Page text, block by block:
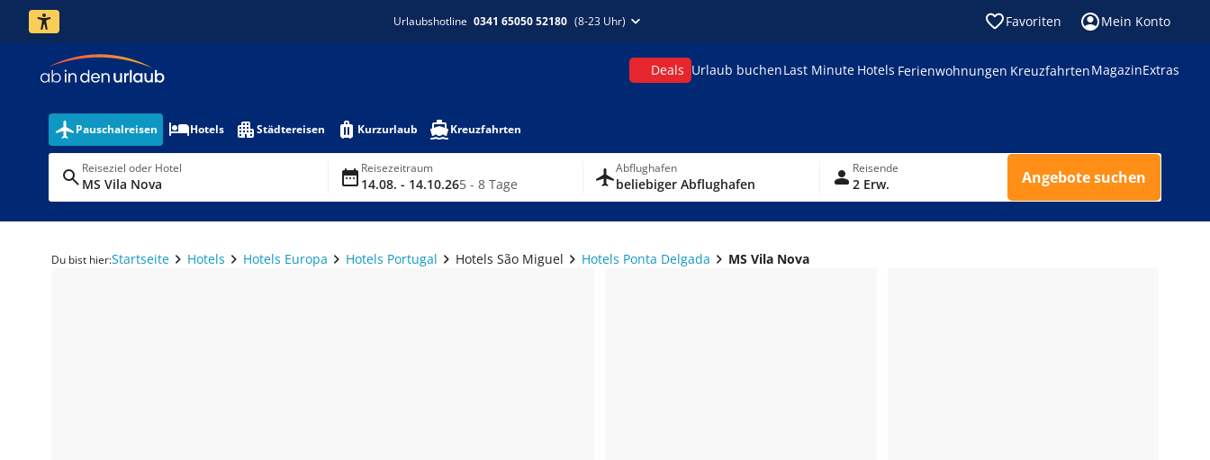
Urlaubshotline 0341 65050 52180 (8-23 Uhr) Favoriten Mein Konto
Deals Urlaub buchenLast Minute Hotels Ferienwohnungen KreuzfahrtenMagazinExtras
Pauschalreisen Hotels Städtereisen Kurzurlaub Kreuzfahrten
Reiseziel oder Hotel
MS Vila Nova
Reisezeitraum
14.08. - 14.10.265 - 8 Tage
Abflughafen
beliebiger Abflughafen
Reisende
2 Erw. Angebote suchen
Du bist hier:Startseite Hotels Hotels Europa Hotels Portugal Hotels São Miguel Hotels Ponta Delgada MS Vila Nova